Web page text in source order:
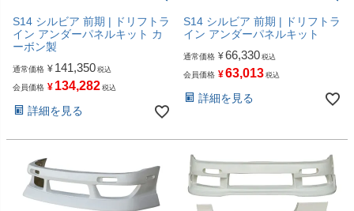
S14 シルビア 前期 | ドリフトラ
イン アンダーパネルキット カ
ーボン製
通常価格 ¥ 141,350 税込
会員価格 ¥ 134,282 税込
詳細を見る
S14 シルビア 前期 | ドリフトラ
イン アンダーパネルキット
通常価格 ¥66,330 税込
会員価格 ¥63,013 税込
詳細を見る